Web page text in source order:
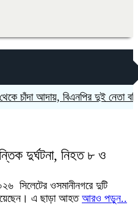
চাঁদা আদায়, বিএনপির দুই নেতা
দুর্ঘটনা, নিহত ৮ ও
‎সিলেটের ওসমানীনগরে দুটি
হয়েছেন। এ ছাড়া আহত আরও পড়ুন..